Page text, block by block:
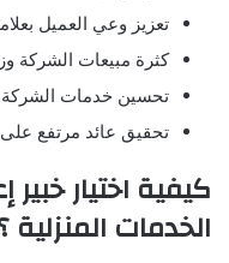
تعزيز وعي العميل
كثرة مبيعات الشركة
تحسين خدمات الشركة
تحقيق عائد مرتفع على
كيفية اختيار
الخدمات المنزلية